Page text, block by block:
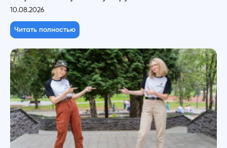
10.08.2026
Читать полностью